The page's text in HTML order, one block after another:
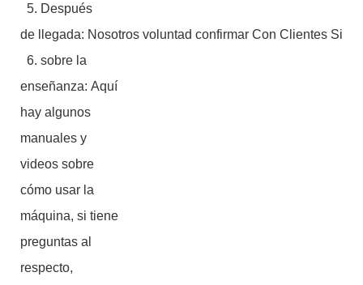
5. Después
de llegada: Nosotros voluntad confirmar Con Clientes Si
6. sobre la
enseñanza: Aquí
hay algunos
manuales y
videos sobre
cómo usar la
máquina, si tiene
preguntas al
respecto,